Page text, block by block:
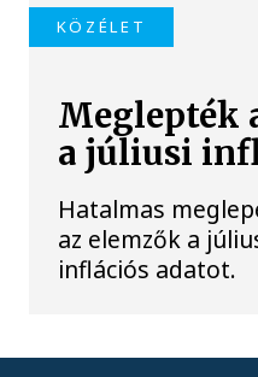
KÖZÉLET
Meglepték
a júliusi
Hatalmas
az elemzők a
inflációs adatot.